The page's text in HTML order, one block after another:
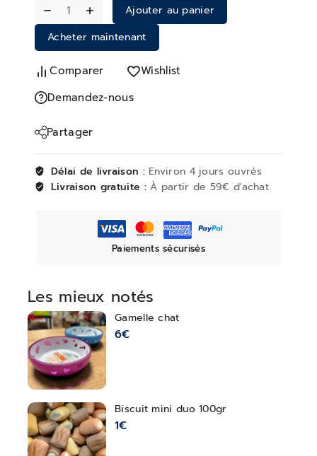
Les mieux notés
Gamelle chat
6€
Biscuit mini duo 100gr
1€
Ajouter au panier
Acheter maintenant
Comparer
Wishlist
Demandez-nous
Partager
Délai de livraison : Environ 4 jours ouvrés
Livraison gratuite :À partir de 59€ d'achat
Paiements sécurisés